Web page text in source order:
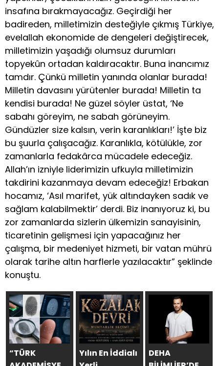
insafına bırakmayacağız. Geçirdiği her
badireden, milletimizin desteğiyle çıkmış Türkiye,
evelallah ekonomide de dengeleri değiştirecek,
milletimizin yaşadığı olumsuz durumları
topyekûn ortadan kaldıracaktır. Buna inancımız
tamdır. Çünkü milletin yanında olanlar burada!
Milletin davasını yürütenler burada! Milletin ta
kendisi burada! Ne güzel söyler üstat, ‘Ne
sabahı göreyim, ne sabah görüneyim.
Gündüzler size kalsın, verin karanlıkları!’ İşte biz
bu şuurla çalışacağız. Karanlıkla, kötülükle, zor
zamanlarla fedakârca mücadele edeceğiz.
Allah’ın izniyle liderimizin ufkuyla milletimizin
takdirini kazanmaya devam edeceğiz! Erbakan
hocamız, ‘Asıl marifet, yük altındayken sadık ve
sağlam kalabilmektir’ derdi. Biz inanıyoruz ki, bu
zor zamanlarda sizlerin ülkemizin sanayisinin,
ticaretinin gelişmesi için yapacağınız her
çalışma, bir medeniyet hizmeti, bir vatan mührü
olarak tarihe altın harflerle yazılacaktır” şeklinde
konuştu.
“TÜRK
Yılın En İddialı
DEHA